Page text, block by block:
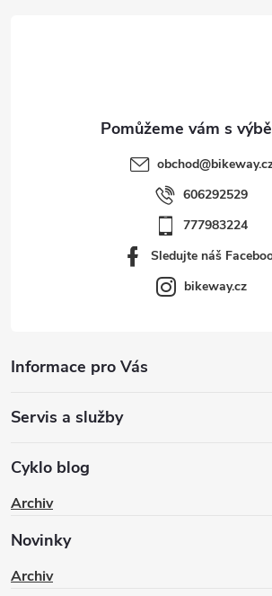
obchod@
606292529
777983224
Sledujte náš
bikeway.cz
Informace pro Vás
Servis a služby
Cyklo blog
Archiv
Novinky
Archiv